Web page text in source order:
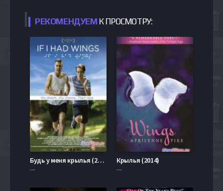
РЕКОМЕНДУЕМ К ПРОСМОТРУ:
Будь у меня крылья (2013)
---
Крылья (2014)
---